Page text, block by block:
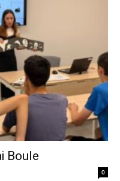
Boule
0